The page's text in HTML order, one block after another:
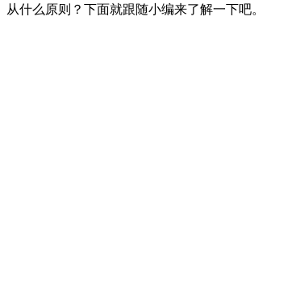
从什么原则？下面就跟随小编来了解一下吧。